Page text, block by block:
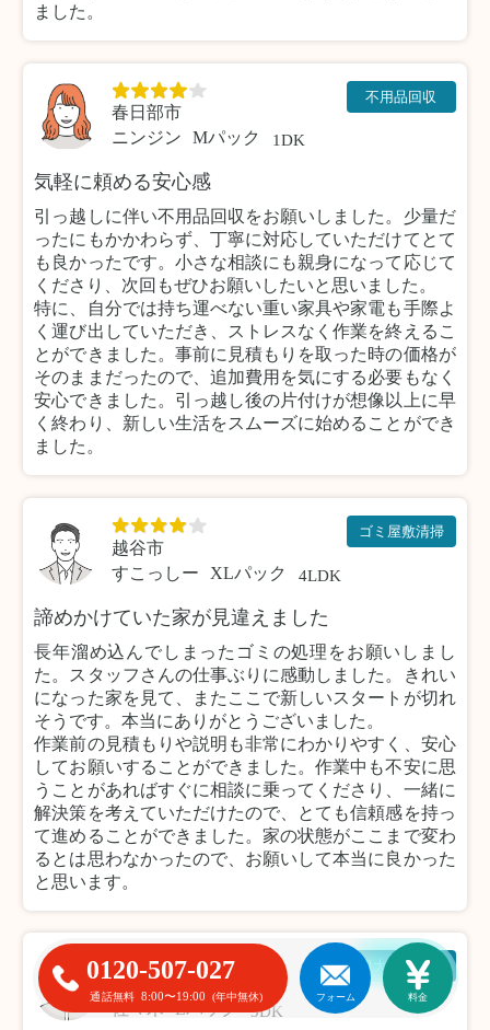
ました。
春日部市
ニンジン
Mパック 1DK
不用品回収
気軽に頼める安心感
引っ越しに伴い不用品回収をお願いしました。少量だ
ったにもかかわらず、丁寧に対応していただけてとて
も良かったです。小さな相談にも親身になって応じて
くださり、次回もぜひお願いしたいと思いました。
特に、自分では持ち運べない重い家具や家電も手際よ
く運び出していただき、ストレスなく作業を終えるこ
とができました。事前に見積もりを取った時の価格が
そのままだったので、追加費用を気にする必要もなく
安心できました。引っ越し後の片付けが想像以上に早
く終わり、新しい生活をスムーズに始めることができ
ました。
越谷市
すこっしー
XLパック 4LDK
ゴミ屋敷清掃
諦めかけていた家が見違えました
長年溜め込んでしまったゴミの処理をお願いしまし
た。スタッフさんの仕事ぶりに感動しました。きれい
になった家を見て、またここで新しいスタートが切れ
そうです。本当にありがとうございました。
作業前の見積もりや説明も非常にわかりやすく、安心
してお願いすることができました。作業中も不安に思
うことがあればすぐに相談に乗ってくださり、一緒に
解決策を考えていただけたので、とても信頼感を持っ
て進めることができました。家の状態がここまで変わ
るとは思わなかったので、お願いして本当に良かった
と思います。
川崎市
佐々木
Lパック 3DK
粗大ゴミ回収
0120-507-027
通話無料 8:00〜19:00 (年中無休) フォーム 料金